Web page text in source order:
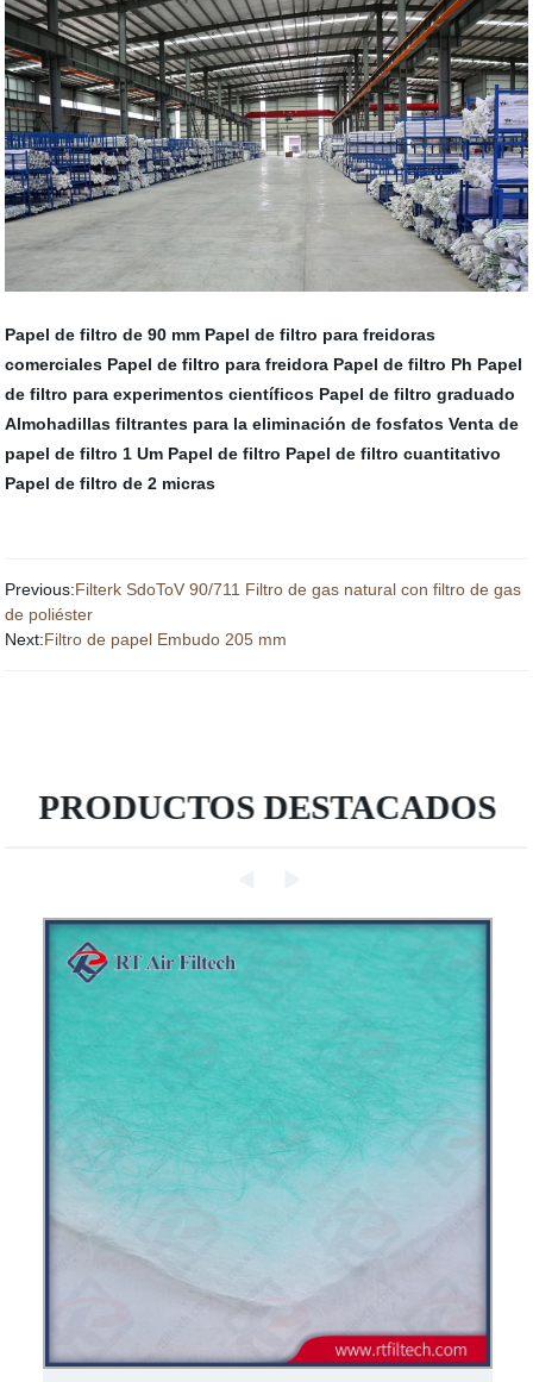
Papel de filtro de 90 mm Papel de filtro para freidoras
comerciales Papel de filtro para freidora Papel de filtro Ph Papel
de filtro para experimentos científicos Papel de filtro graduado
Almohadillas filtrantes para la eliminación de fosfatos Venta de
papel de filtro 1 Um Papel de filtro Papel de filtro cuantitativo
Papel de filtro de 2 micras
Previous:Filterk SdoToV 90/711 Filtro de gas natural con filtro de gas
de poliéster
Next:Filtro de papel Embudo 205 mm
PRODUCTOS DESTACADOS